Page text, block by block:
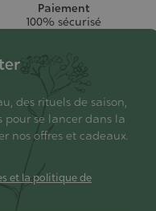
Paiement
100% sécurisé
des rituels de saison,
pour se lancer dans la
nos offres et cadeaux.
et la politique de